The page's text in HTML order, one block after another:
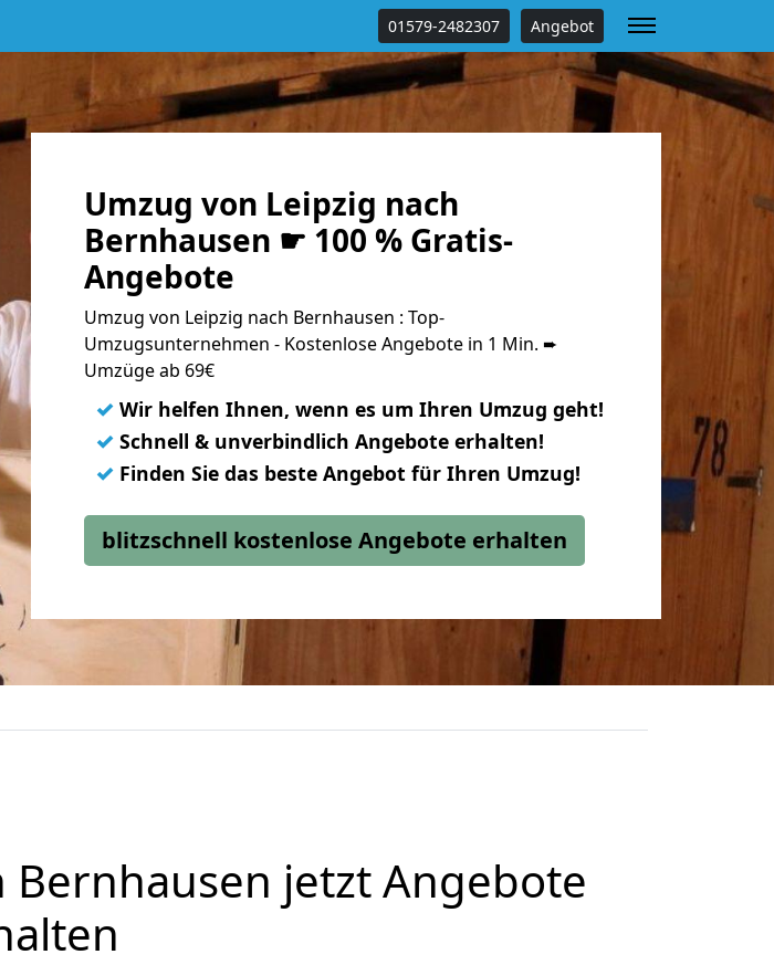
01579-2482307 Angebot
Umzug von Leipzig nach
Bernhausen ☛ 100 % Gratis-
Angebote
Umzug von Leipzig nach Bernhausen : Top-
Umzugsunternehmen - Kostenlose Angebote in 1 Min. ➨
Umzüge ab 69€
✓ Wir helfen Ihnen, wenn es um Ihren Umzug geht!
✓ Schnell & unverbindlich Angebote erhalten!
✓ Finden Sie das beste Angebot für Ihren Umzug!
blitzschnell kostenlose Angebote erhalten
Bernhausen jetzt Angebote